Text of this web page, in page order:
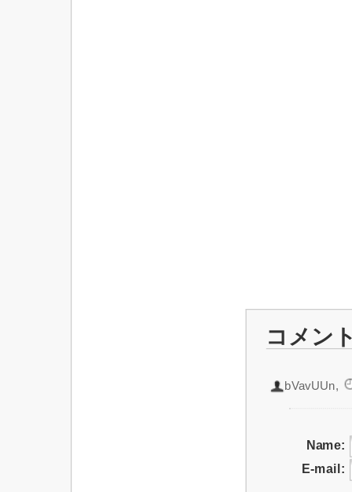
コメン
bVavUUn
Name:
E-mail: